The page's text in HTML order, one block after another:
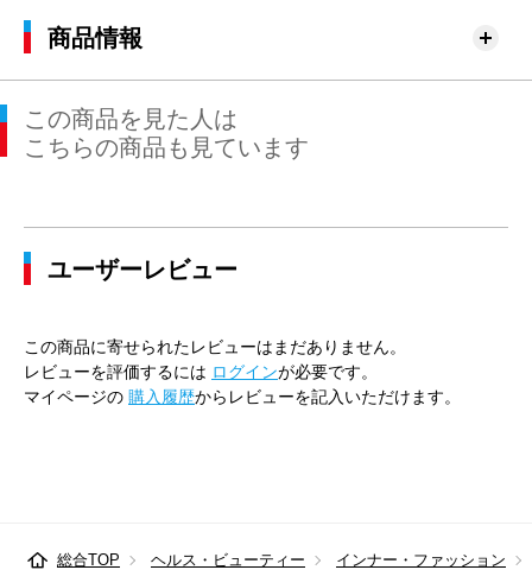
商品情報
この商品を見た人は
こちらの商品も見ています
ユーザーレビュー
この商品に寄せられたレビューはまだありません。
レビューを評価するには ログインが必要です。
マイページの 購入履歴からレビューを記入いただけます。
総合TOP ヘルス・ビューティー インナー・ファッション